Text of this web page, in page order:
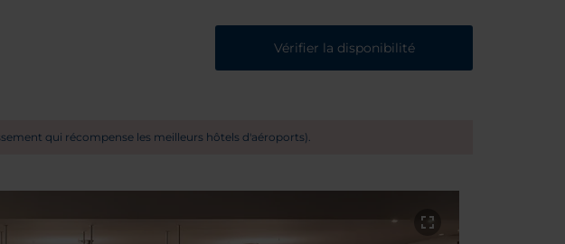
Vérifier la disponibilité
qui récompense les meilleurs hôtels d'aéroports).